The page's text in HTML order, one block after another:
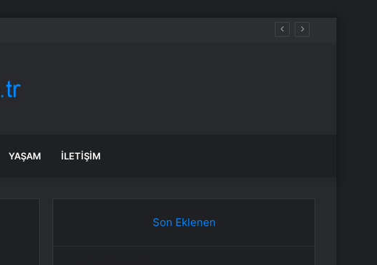
YAŞAM İLETIŞIM
Son Eklenen